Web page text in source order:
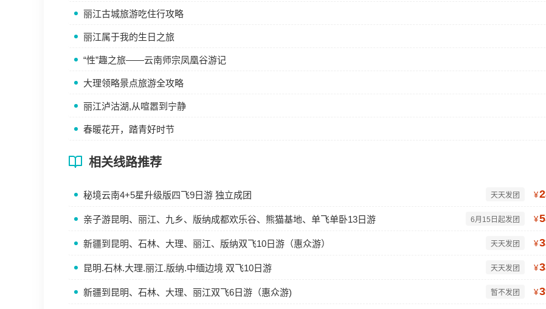
丽江古城旅游吃住行攻略
丽江属于我的生日之旅
“性”趣之旅——云南师宗凤凰谷游记
大理领略景点旅游全攻略
丽江泸沽湖,从喧嚣到宁静
春暖花开，踏青好时节
相关线路推荐
秘境云南4+5星升级版四飞9日游 独立成团 天天发团 ¥
亲子游昆明、丽江、九乡、版纳成都欢乐谷、熊猫基地、单飞单卧13日游 6月15日起发团 ¥
新疆到昆明、石林、大理、丽江、版纳双飞10日游（惠众游） 天天发团 ¥
昆明.石林.大理.丽江.版纳.中缅边境 双飞10日游 天天发团 ¥
新疆到昆明、石林、大理、丽江双飞6日游（惠众游) 暂不发团 ¥